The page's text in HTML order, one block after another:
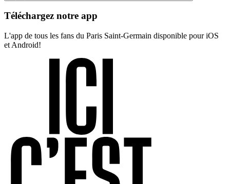
Téléchargez notre app
L'app de tous les fans du Paris Saint-Germain disponible pour iOS
et Android!